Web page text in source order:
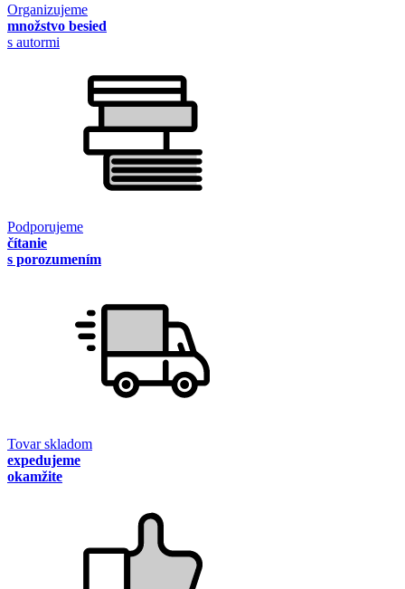
Organizujeme
množstvo besied
s autormi
Podporujeme
čítanie
s porozumením
Tovar skladom
expedujeme
okamžite